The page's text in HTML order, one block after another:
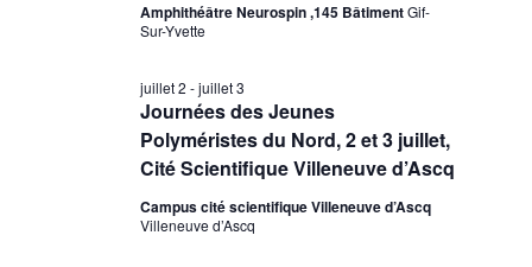
Amphithéâtre Neurospin ,145 BâtimentGif-
Sur-Yvette
Journées des Jeunes
Polyméristes du Nord, 2 et 3 juillet,
Cité Scientifique Villeneuve d’Ascq
juillet 2 -juillet 3
Campus cité scientifique Villeneuve d’Ascq
Villeneuve d’Ascq